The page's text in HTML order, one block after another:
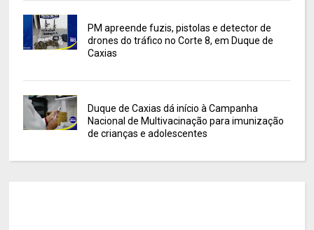
PM apreende fuzis, pistolas e detector de
drones do tráfico no Corte 8, em Duque de
Caxias
Duque de Caxias dá início à Campanha
Nacional de Multivacinação para imunização
de crianças e adolescentes